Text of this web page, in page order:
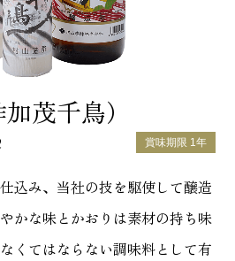
茂千鳥）
賞味期限 1年
込み、当社の技を駆使して醸造
かな味とかおりは素材の持ち味
くてはならない調味料として有